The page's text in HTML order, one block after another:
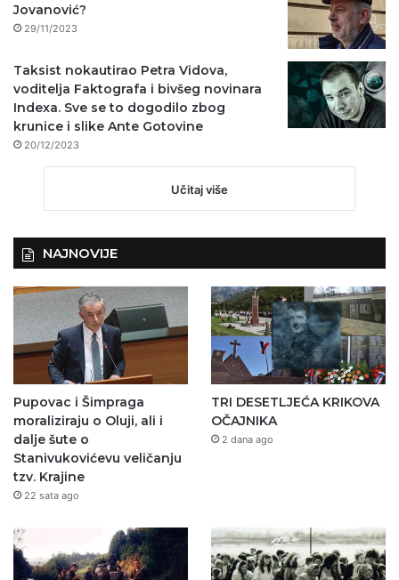
Jovanović?
29/11/2023
Taksist nokautirao Petra Vidova,
voditelja Faktografa i bivšeg novinara
Indexa. Sve se to dogodilo zbog
krunice i slike Ante Gotovine
20/12/2023
Učitaj više
NAJNOVIJE
Pupovac i Šimpraga
moraliziraju o Oluji, ali i
dalje šute o
Stanivukovićevu veličanju
tzv. Krajine
22 sata ago
TRI DESETLJEĆA KRIKOVA
OČAJNIKA
2 dana ago